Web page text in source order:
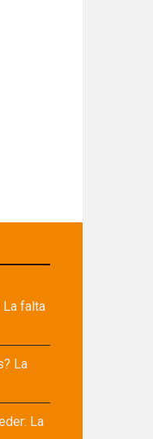
La falta
La
La